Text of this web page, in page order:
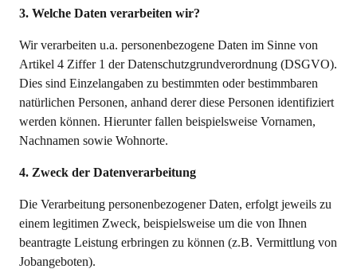
3. Welche Daten verarbeiten wir?
Wir verarbeiten u.a. personenbezogene Daten im Sinne von
Artikel 4 Ziffer 1 der Datenschutzgrundverordnung (DSGVO).
Dies sind Einzelangaben zu bestimmten oder bestimmbaren
natürlichen Personen, anhand derer diese Personen identifiziert
werden können. Hierunter fallen beispielsweise Vornamen,
Nachnamen sowie Wohnorte.
4. Zweck der Datenverarbeitung
Die Verarbeitung personenbezogener Daten, erfolgt jeweils zu
einem legitimen Zweck, beispielsweise um die von Ihnen
beantragte Leistung erbringen zu können (z.B. Vermittlung von
Jobangeboten).